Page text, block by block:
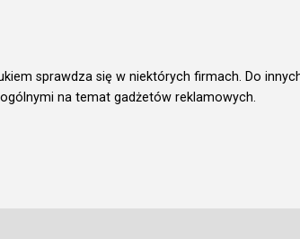
sprawdza się w niektórych firmach. Do
na temat gadżetów reklamowych.